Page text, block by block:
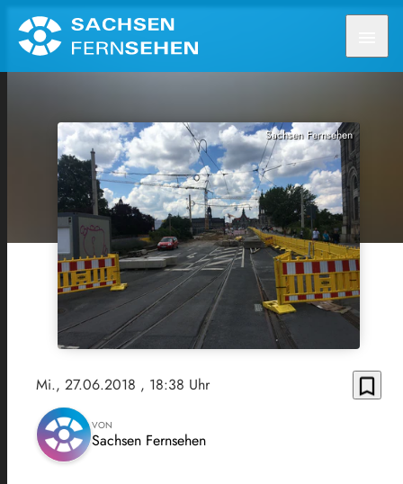
Sachsen Fernsehen
Mi., 27.06.2018 , 18:38 Uhr bookmark_border
VON
Sachsen Fernsehen